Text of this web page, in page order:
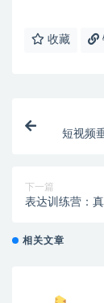
收藏
短视频
下一篇
表达训练营：
相关文章